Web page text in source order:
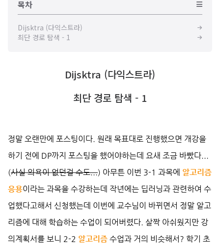
목차
Dijsktra (다익스트라)
최단 경로 탐색 - 1
Dijsktra (다익스트라)
최단 경로 탐색 - 1
정말 오랜만에 포스팅이다. 원래 목표대로 진행했으면 개강을
하기 전에 DP까지 포스팅을 했어야하는데 요새 조금 바빴다...
(사실 의욕이 없던걸 수도...) 아무튼 이번 3-1 과목에 알고리즘
응용이라는 과목을 수강하는데 작년에는 딥러닝과 관련하여 수
업했다고해서 신청했는데 이번에 교수님이 바뀌면서 정말 알고
리즘에 대해 학습하는 수업이 되어버렸다. 살짝 아쉬웠지만 강
의계획서를 보니 2-2 알고리즘 수업과 거의 비슷해서? 학기 초